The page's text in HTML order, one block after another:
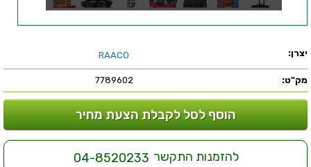
יצרן: RAACO
מק"ט: 7789602
הוסף לסל לקבלת הצעת מחיר
להזמנות התקשר 04-8520233